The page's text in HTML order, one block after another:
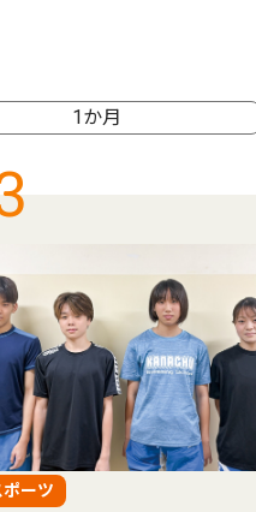
1か月
ポーツ